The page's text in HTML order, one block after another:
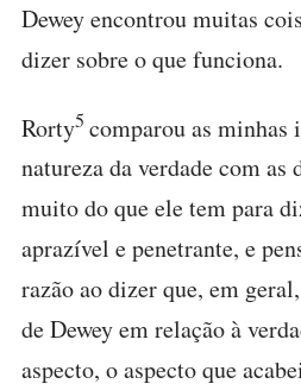
Dewey encontrou muitas
dizer sobre o que funciona.
Rorty5 comparou as minhas
natureza da verdade com as
muito do que ele tem para
aprazível e penetrante, e
razão ao dizer que, em
de Dewey em relação à
aspecto, o aspecto que